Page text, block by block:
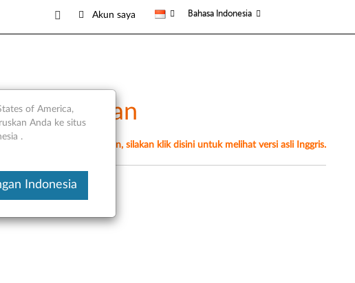
Akun saya Bahasa Indonesia
Layanan
artikel terjemahan mesin, silakan klik disini untuk melihat versi asli Inggris.
of America,
Anda ke situs
.
Indonesia